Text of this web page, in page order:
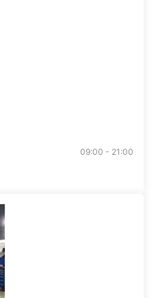
09:00 - 21:00